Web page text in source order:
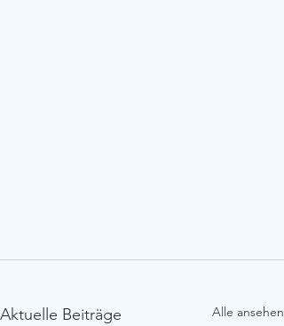
Aktuelle Beiträge Alle ansehen